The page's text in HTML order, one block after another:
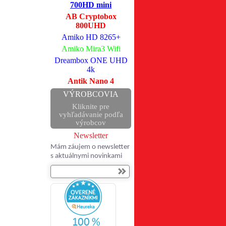
700HD mini
AB Cryptobox
800UHD
Amiko HD 8265+
Amiko Mira3 Wifi
Dreambox ONE UHD
4k
Antik Nano 4
VÝROBCOVIA
Kliknite pre
vyhľadávanie podľa
výrobcov
Newsletter
Mám záujem o newsletter
s aktuálnymi novinkami